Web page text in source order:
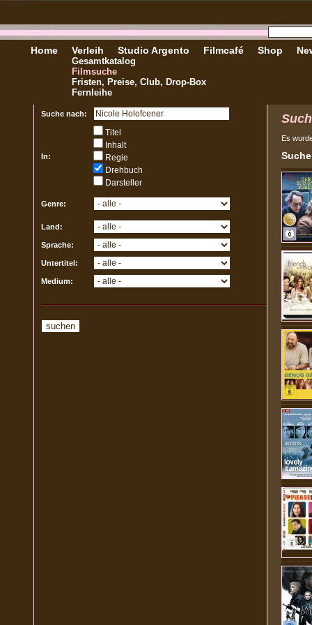
Home Verleih
Gesamtkatalog
Filmsuche
Fristen, Preise, Club, Drop-Box
Fernleihe
Studio Argento Filmcafé Shop
Suche nach:
In:
Titel
Inhalt
Regie
Drehbuch
Darsteller
Genre:
Land:
Sprache:
Untertitel:
Medium:
Es